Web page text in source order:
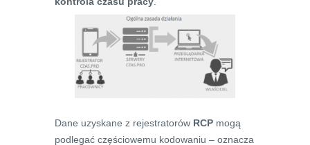
Dane uzyskane z rejestratorów RCP mogą
podlegać częściowemu kodowaniu – oznacza